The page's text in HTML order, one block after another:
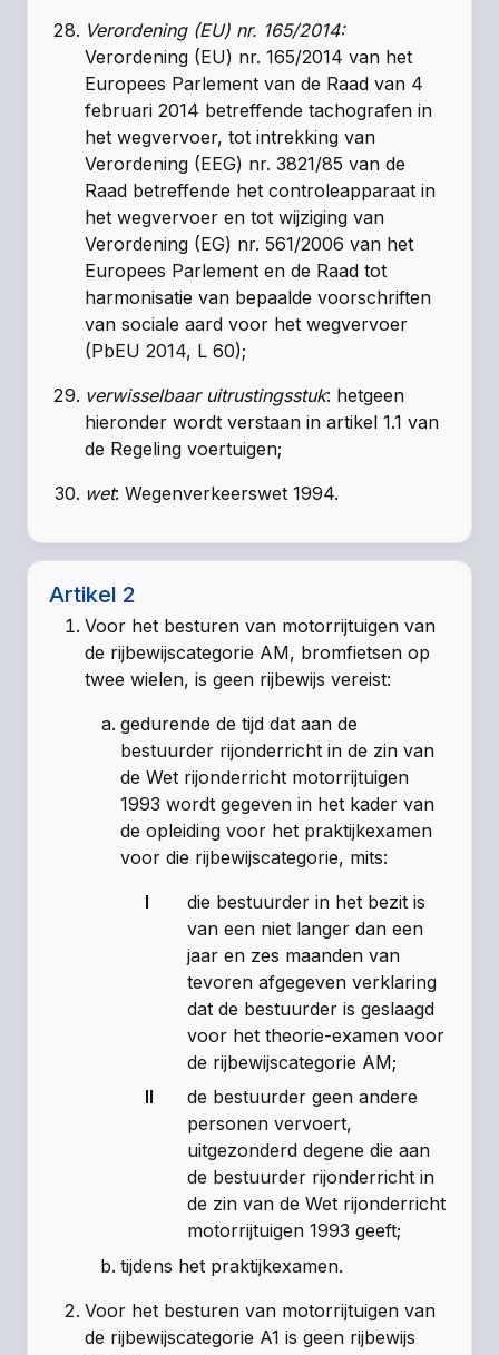
Verordening (EU) nr. 165/2014:
Verordening (EU) nr. 165/2014 van het
Europees Parlement van de Raad van 4
februari 2014 betreffende tachografen in
het wegvervoer, tot intrekking van
Verordening (EEG) nr. 3821/85 van de
Raad betreffende het controleapparaat in
het wegvervoer en tot wijziging van
Verordening (EG) nr. 561/2006 van het
Europees Parlement en de Raad tot
harmonisatie van bepaalde voorschriften
van sociale aard voor het wegvervoer
(PbEU 2014, L 60);
verwisselbaar uitrustingsstuk: hetgeen
hieronder wordt verstaan inartikel 1.1 van
de Regeling voertuigen;
wet:Wegenverkeerswet 1994.
Artikel 2
Voor het besturen van motorrijtuigen van
de rijbewijscategorie AM, bromfietsen op
twee wielen, is geen rijbewijs vereist:
gedurende de tijd dat aan de
bestuurder rijonderricht in de zin van
de Wet rijonderricht motorrijtuigen
1993 wordt gegeven in het kader van
de opleiding voor het praktijkexamen
voor die rijbewijscategorie, mits:
I
die bestuurder in het bezit is
van een niet langer dan een
jaar en zes maanden van
tevoren afgegeven verklaring
dat de bestuurder is geslaagd
voor het theorie-examen voor
de rijbewijscategorie AM;
II
de bestuurder geen andere
personen vervoert,
uitgezonderd degene die aan
de bestuurder rijonderricht in
de zin van de Wet rijonderricht
motorrijtuigen 1993 geeft;
tijdens het praktijkexamen.
Voor het besturen van motorrijtuigen van
de rijbewijscategorie A1 is geen rijbewijs